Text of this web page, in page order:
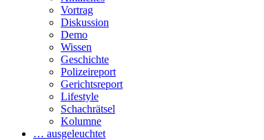
Vortrag
Diskussion
Demo
Wissen
Geschichte
Polizeireport
Gerichtsreport
Lifestyle
Schachrätsel
Kolumne
… ausgeleuchtet